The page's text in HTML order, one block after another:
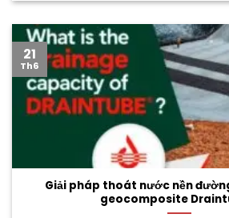
Giải pháp thoát nước nền
geocomposite
21
Th6